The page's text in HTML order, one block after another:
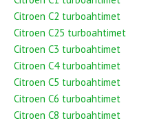
Citroen C2 turboahtimet
Citroen C25 turboahtimet
Citroen C3 turboahtimet
Citroen C4 turboahtimet
Citroen C5 turboahtimet
Citroen C6 turboahtimet
Citroen C8 turboahtimet